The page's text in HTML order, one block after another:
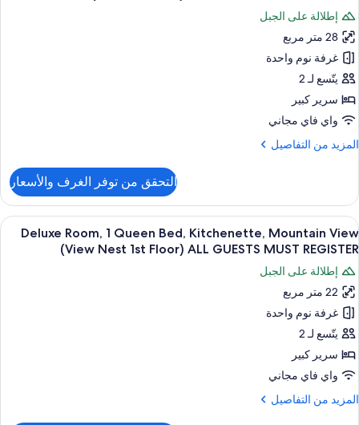
REGISTER
Kitchenette,
Beach
View
(Gatehouse
Cabin)
GUESTS
MUST
Deluxe
Cabin,
Queen
Bed,
Kitchenette,
Beach
View
Cabin)
ALL
GUESTS
MUST
REGISTER
إطلالة على الجبل
28 متر مربع
غرفة نوم واحدة
يتّسع لـ 2
سرير كبير
واي فاي مجاني
المزيد من التفاصيل
المزيد
Deluxe
Cabin,
1
Queen
Kitchenette,
Beach
View
(Cloud
9
ALL
GUESTS
REGISTER
التحقق من توفر الغرف والأسعار
استعراض
جميع
Deluxe
Room,
Queen
Bed,
Kitchenette,
Mountain
View
أغطية فراش متميزة وتجهيزات عازلة
15
Deluxe Room, 1 Queen Bed, Kitchenette, Mountain View
(View Nest 1st Floor) ALL GUESTS MUST REGISTER
إطلالة على الجبل
22 متر مربع
غرفة نوم واحدة
يتّسع لـ 2
سرير كبير
واي فاي مجاني
المزيد من التفاصيل
المزيد